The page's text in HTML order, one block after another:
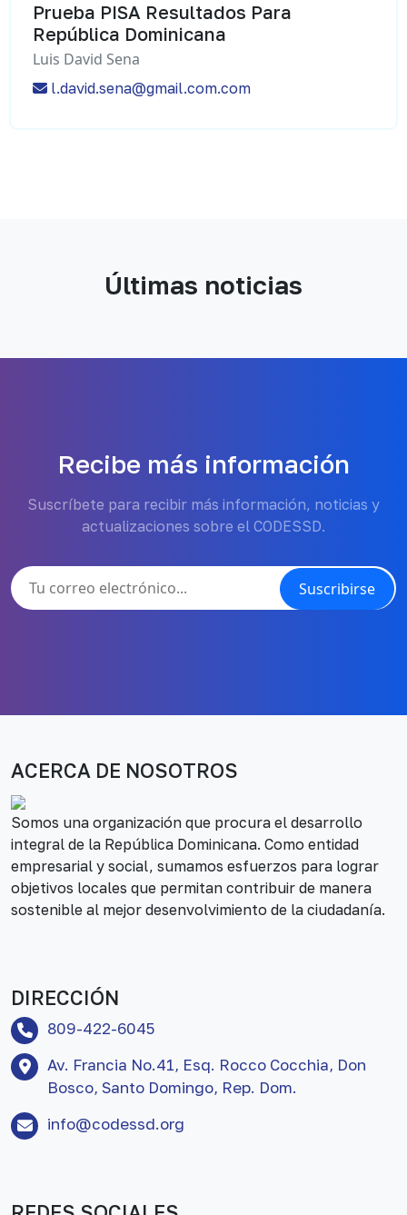
Prueba PISA Resultados Para
República Dominicana
Luis David Sena
l.david.sena@gmail.com.com
Últimas noticias
Recibe más información
Suscríbete para recibir más información, noticias y
actualizaciones sobre el CODESSD.
Suscribirse
ACERCA DE NOSOTROS
Somos una organización que procura el desarrollo
integral de la República Dominicana. Como entidad
empresarial y social, sumamos esfuerzos para lograr
objetivos locales que permitan contribuir de manera
sostenible al mejor desenvolvimiento de la ciudadanía.
DIRECCIÓN
809-422-6045
Av. Francia No.41, Esq. Rocco Cocchia, Don
Bosco, Santo Domingo, Rep. Dom.
info@codessd.org